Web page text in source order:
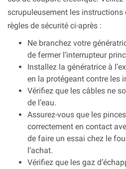
scrupuleusement les
règles de sécurité ci-après :
Ne branchez votre
de fermer l’interrupteur
Installez la génératrice à
en la protégeant contre les
Vérifiez que les câbles ne
de l’eau.
Assurez-vous que les
correctement en contact
de faire un essai chez le
l’achat.
Vérifiez que les gaz